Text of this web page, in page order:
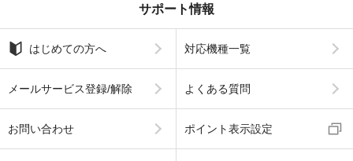
サポート情報
はじめての方へ 対応機種一覧
メールサービス登録/解除 よくある質問
お問い合わせ ポイント表示設定